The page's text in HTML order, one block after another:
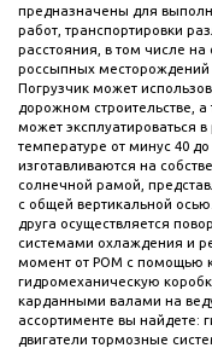
предназначены для
работ, транспортировки
расстояния, в том числе
россыпных
Погрузчик может
дорожном строительстве, а
может эксплуатироваться
температуре от минус 40
изготавливаются на
солнечной рамой,
с общей вертикальной
друга осуществляется
системами охлаждения и
момент от РОМ с помощью
гидромеханическую
карданными валами на
ассортименте вы найдете:
двигатели тормозные